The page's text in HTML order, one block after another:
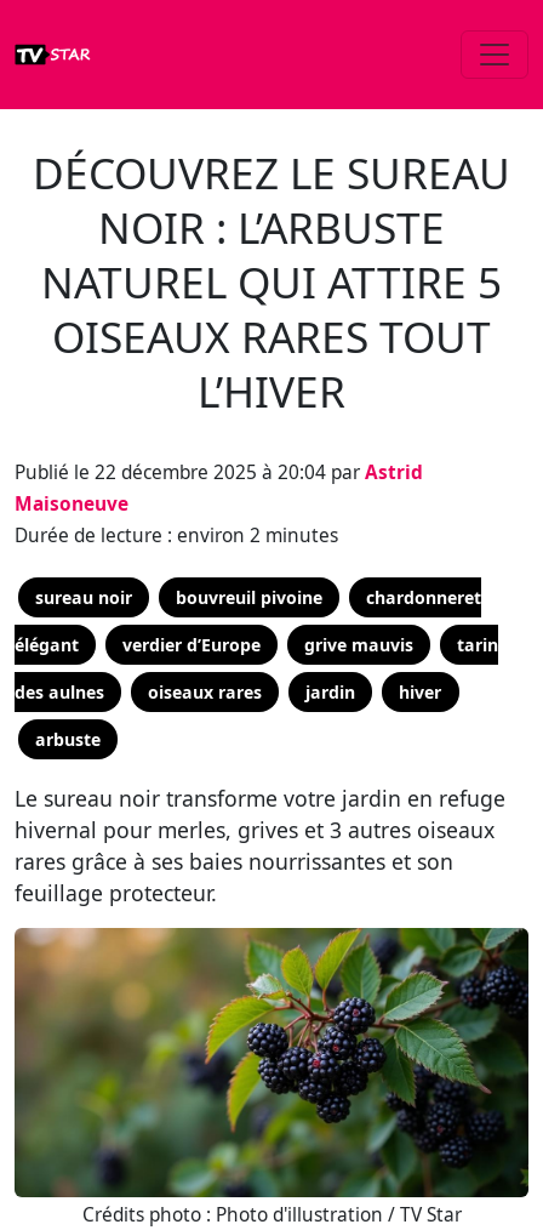
DÉCOUVREZ LE SUREAU
NOIR : L’ARBUSTE
NATUREL QUI ATTIRE 5
OISEAUX RARES TOUT
L’HIVER
Publié le 22 décembre 2025 à 20:04 parAstrid
Maisoneuve
Durée de lecture : environ 2 minutes
sureau noir bouvreuil pivoine chardonneret
élégant verdier d’Europe grive mauvis tarin
des aulnes oiseaux rares jardin hiver
arbuste
Le sureau noir transforme votre jardin en refuge
hivernal pour merles, grives et 3 autres oiseaux
rares grâce à ses baies nourrissantes et son
feuillage protecteur.
Crédits photo : Photo d'illustration / TV Star